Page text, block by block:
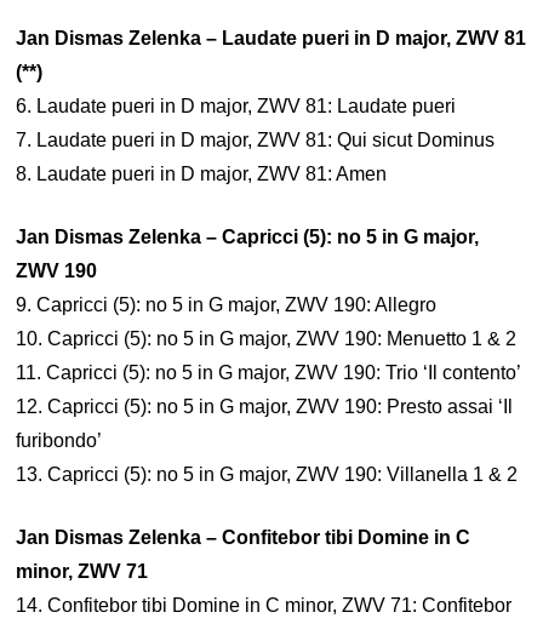
Jan Dismas Zelenka – Laudate pueri in D major, ZWV 81
(**)
6. Laudate pueri in D major, ZWV 81: Laudate pueri
7. Laudate pueri in D major, ZWV 81: Qui sicut Dominus
8. Laudate pueri in D major, ZWV 81: Amen
Jan Dismas Zelenka – Capricci (5): no 5 in G major,
ZWV 190
9. Capricci (5): no 5 in G major, ZWV 190: Allegro
10. Capricci (5): no 5 in G major, ZWV 190: Menuetto 1 & 2
11. Capricci (5): no 5 in G major, ZWV 190: Trio ‘Il contento’
12. Capricci (5): no 5 in G major, ZWV 190: Presto assai ‘Il
furibondo’
13. Capricci (5): no 5 in G major, ZWV 190: Villanella 1 & 2
Jan Dismas Zelenka – Confitebor tibi Domine in C
minor, ZWV 71
14. Confitebor tibi Domine in C minor, ZWV 71: Confitebor